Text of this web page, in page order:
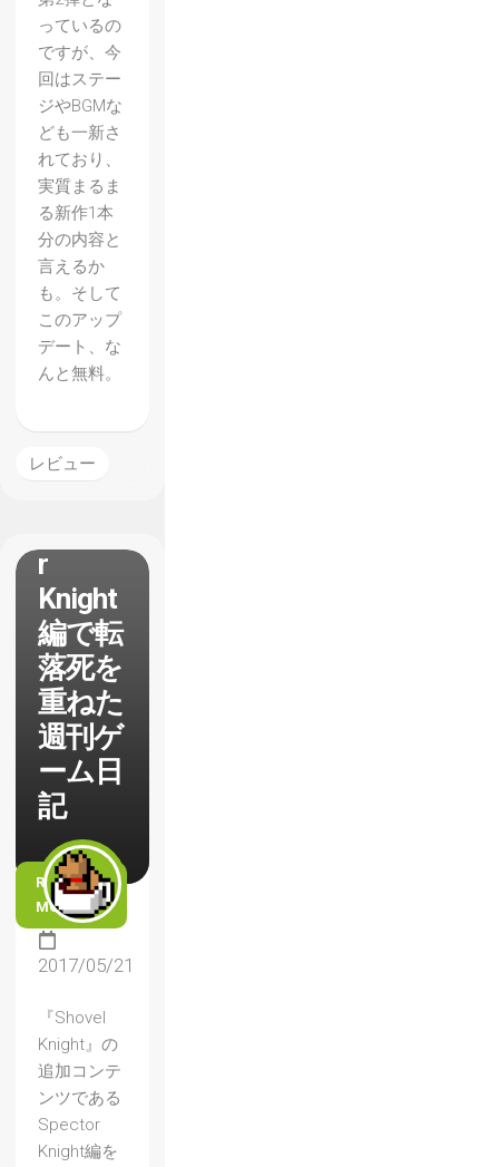
っているの
ですが、今
回はステー
ジやBGMな
ども一新さ
れており、
実質まるま
る新作1本
分の内容と
言えるか
も。そして
このアップ
デート、な
んと無料。
レビュー
【Shov
el
Knight
】で新
作感あ
r
Knight
編で転
落死を
重ねた
週刊ゲ
ーム日
記
READ
MORE
2017/05/21
『Shovel
Knight』の
追加コンテ
ンツである
Spector
Knight編を